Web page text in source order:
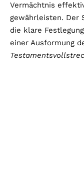
Vermächtnis
gewährleisten. Der
die klare
einer Ausformung